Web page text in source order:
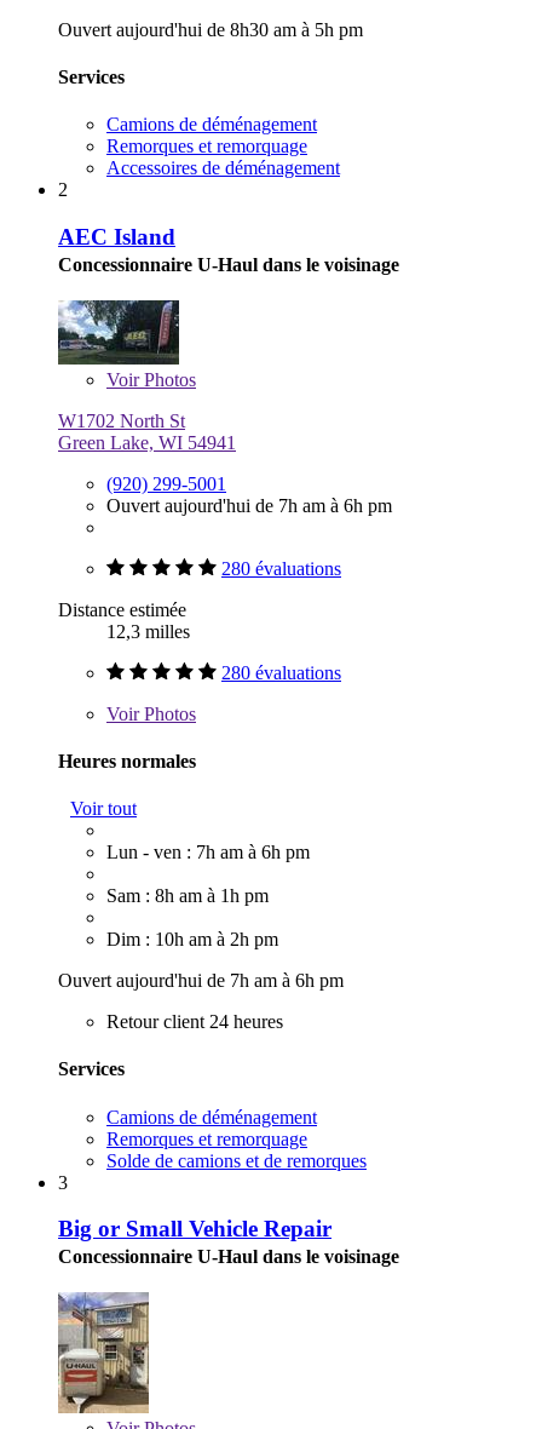
Ouvert aujourd'hui de 8h30 am à 5h pm
Services
Camions de déménagement
Remorques et remorquage
Accessoires de déménagement
2
AEC Island
Concessionnaire U-Haul dans le voisinage
VoirPhotos
W1702 North St
Green Lake, WI 54941
(920) 299-5001
Ouvert aujourd'hui de 7h am à 6h pm
280 évaluations
Distance estimée
12,3 milles
280 évaluations
VoirPhotos
Heures normales
Voir tout
Lun - ven : 7h am à 6h pm
Sam : 8h am à 1h pm
Dim : 10h am à 2h pm
Ouvert aujourd'hui de 7h am à 6h pm
Retour client 24 heures
Services
Camions de déménagement
Remorques et remorquage
Solde de camions et de remorques
3
Big or Small Vehicle Repair
Concessionnaire U-Haul dans le voisinage